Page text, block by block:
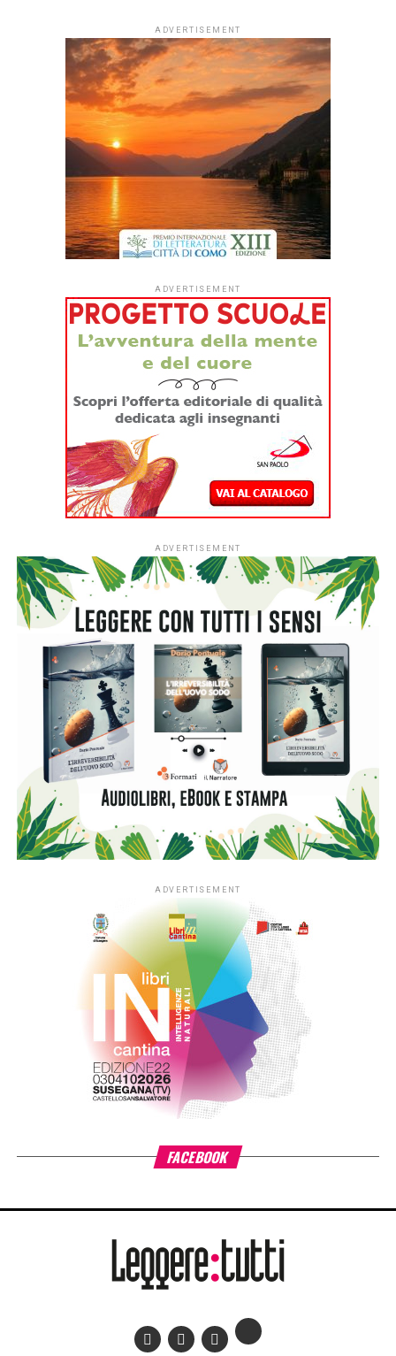
L’ultima
produzione
musicale del
M° Ludovico
, è un
lungo racconto
di sé, tra ricordi
e immagini, un
racconto
intimistico che,
note, scopre
verità
nascoste, forse
trattenute prima, ma libere ora di uscire e manifestarsi. Un
lungo pensiero d’amore in cui solitudine e silenzio
abbracciano le note in una veste corale, spesso sospesa
nell’aria, ma che alla fine ricade nel sentimento più
profondo. Ci sono dediche d’amore, desideri di speranza,
amicizie che mancano; tutto fa riflettere attraverso nuove
possibilità musicali che si alternano tra un ricordo e un
nuovo pensiero.
Dal 2001 Fulci ha lavorato costantemente con il
Morricone , partecipando alla realizzazione delle colonne
sonore di tutti i suoi film di questi ultimi 10 anni e più. Per
citarne alcuni,La leggenda del pianista sull’oceano, Baarìa,
Malena
di Giuseppe Tornatore, Mission to Marsdi Brian
De Palma,Ripley Gamedi Liliana Cavani e ha preso parte a
quasi tutta l’attività concertistica di Morricone come
tastierista e poi pianista in tutto il mondo.
Oggi Fulci è soprattutto un compositore che non risparmia
sfumature, alternando le sue opere tra jazz e melodie,
ciascuna in grado di rappresentare la sua identità
musicale. Accompagnato in questo nuovo progetto da
talentuosi amici musicisti,
Amedeo Arianoalla batteria e
Dario Rosciglioneal contrabbasso,Ti racconto di me
offre al pubblico una splendida occasione per conoscere
In uscita il prossimo 6 dicembre,Ti racconto di me
realizzato per l’Alfa Music Labels & Publishing.
RELATED TOPICS:
CLICK TO COMMENT